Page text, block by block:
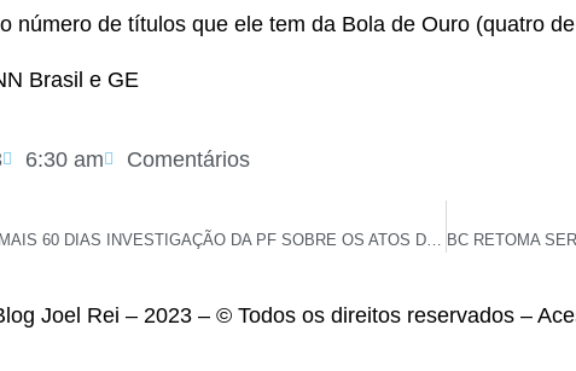
número de títulos que ele tem da Bola de Ouro (quatro
Brasil e GE
6:30 am Comentários
MORAES PRORROGA POR MAIS 60 DIAS INVESTIGAÇÃO DA PF SOBRE OS ATOS DE 8 DE JANEIRO
Joel Rei – 2023 – © Todos os direitos reservados –